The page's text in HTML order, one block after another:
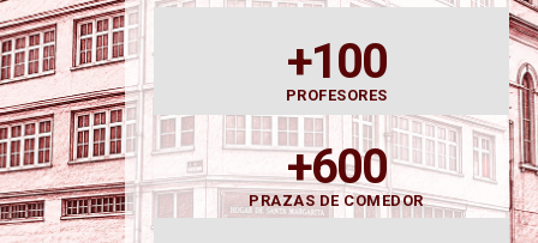
+100
PROFESORES
+600
PRAZAS DE COMEDOR